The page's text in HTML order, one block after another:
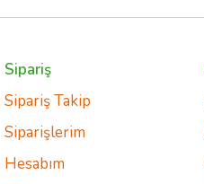
Sipariş
Sipariş Takip
Siparişlerim
Hesabım